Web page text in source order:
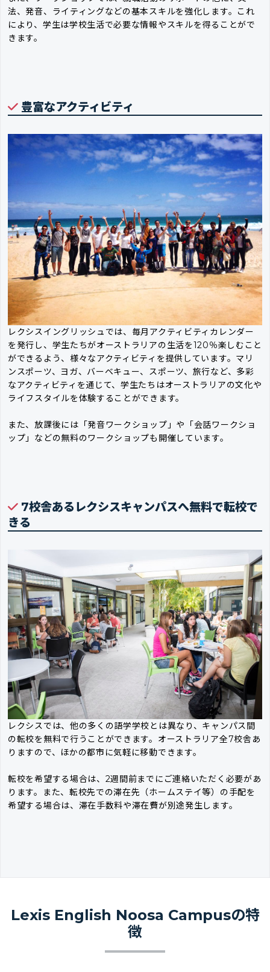
法、発音、ライティングなどの基本スキルを強化します。これ
により、学生は学校生活で必要な情報やスキルを得ることがで
きます。
豊富なアクティビティ
レクシスイングリッシュでは、毎月アクティビティカレンダー
を発行し、学生たちがオーストラリアの生活を120％楽しむこと
ができるよう、様々なアクティビティを提供しています。マリ
ンスポーツ、ヨガ、バーベキュー、スポーツ、旅行など、多彩
なアクティビティを通じて、学生たちはオーストラリアの文化や
ライフスタイルを体験することができます。
また、放課後には「発音ワークショップ」や「会話ワークショ
ップ」などの無料のワークショップも開催しています。
7校舎あるレクシスキャンパスへ無料で転校で
きる
レクシスでは、他の多くの語学学校とは異なり、キャンパス間
の転校を無料で行うことができます。オーストラリア全7校舎あ
りますので、ほかの都市に気軽に移動できます。
転校を希望する場合は、2週間前までにご連絡いただく必要があ
ります。また、転校先での滞在先（ホームステイ等）の手配を
希望する場合は、滞在手数料や滞在費が別途発生します。
Lexis English Noosa Campusの特
徴